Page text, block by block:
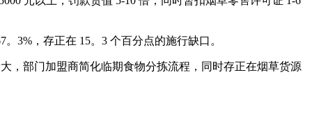
，存正在 15。3 个百分点的施行缺口。
部门加盟商简化临期食物分拣流程，同时存正在烟草货源